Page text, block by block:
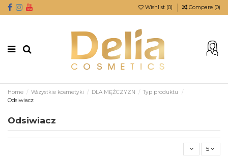
Wishlist (0) Compare (0)
Home Wszystkie kosmetyki DLA MĘŻCZYZN
Typ produktu
Odsiwiacz
Odsiwiacz
5